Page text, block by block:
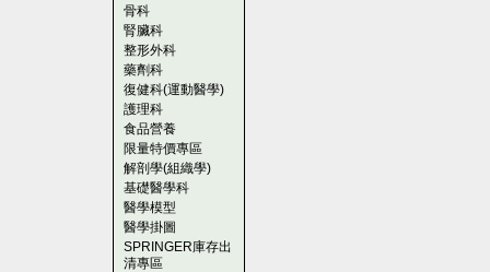
骨科
腎臟科
整形外科
藥劑科
復健科(運動醫學)
護理科
食品營養
限量特價專區
解剖學(組織學)
基礎醫學科
醫學模型
醫學掛圖
SPRINGER庫存出
清專區